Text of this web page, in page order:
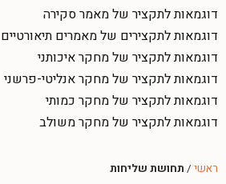
דוגמאות לתקציר של מאמר סקירה
דוגמאות לתקצירים של מאמרים תיאורטיים
דוגמאות לתקציר של מחקר איכותני
דוגמאות לתקציר של מחקר אנליטי-פרשני
דוגמאות לתקציר של מחקר כמותי
דוגמאות לתקציר של מחקר משולב
ראשי / תחושת שליחות